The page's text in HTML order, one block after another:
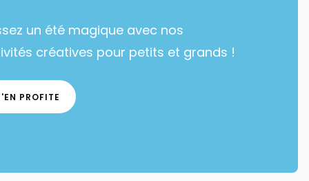
un été magique avec nos
créatives pour petits et grands !
PROFITE